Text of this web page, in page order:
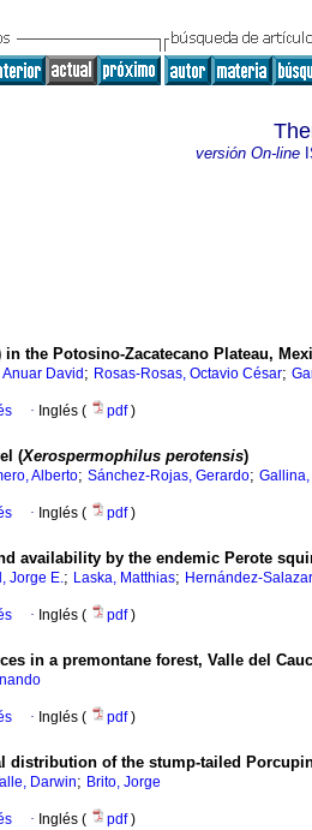
versión On-line
the Potosino-Zacatecano Plateau,
David ; Rosas-Rosas, Octavio César;
· Inglés ( pdf)
(Xerospermophilus perotensis)
Alberto; Sánchez-Rojas, Gerardo;
· Inglés ( pdf)
availability by the endemic Perote
Jorge E.; Laska, Matthias; Hernández-
· Inglés ( pdf)
in a premontane forest, Valle del
· Inglés ( pdf)
distribution of the stump-tailed
Darwin; Brito, Jorge
· Inglés ( pdf)